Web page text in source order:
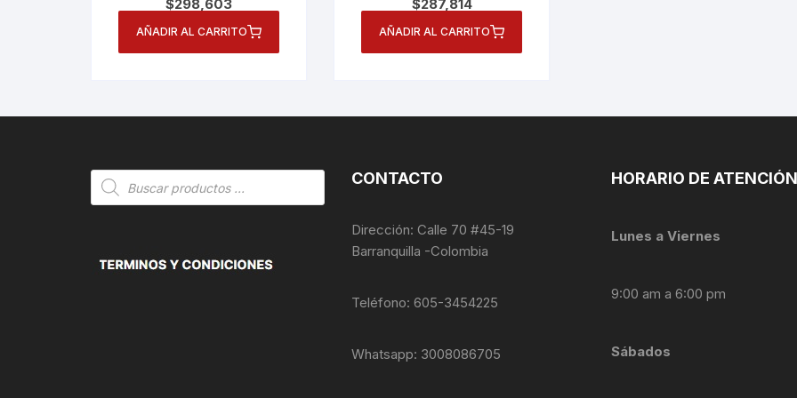
$298,603
AÑADIR AL CARRITO
$287,814
AÑADIR AL CARRITO
Búsqueda
de
CONTACTO
Dirección: Calle 70 #45-19
Barranquilla -Colombia
Teléfono: 605-3454225
Whatsapp: 3008086705
HORARIO DE ATENCIÓN
Lunes a Viernes
9:00 am a 6:00 pm
Sábados